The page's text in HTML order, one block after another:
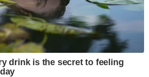
drink is the secret to feeling